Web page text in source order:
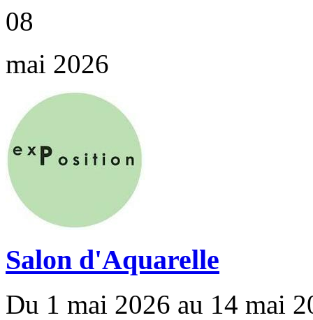
08
mai 2026
Salon d'Aquarelle
Du 1 mai 2026 au 14 mai